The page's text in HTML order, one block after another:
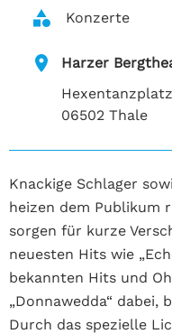
Konzerte
Harzer
06502 Thale
Knackige Schlager
heizen dem Publikum
sorgen für kurze
neuesten Hits wie
bekannten Hits und
„Donnawedda“ dabei,
Durch das spezielle